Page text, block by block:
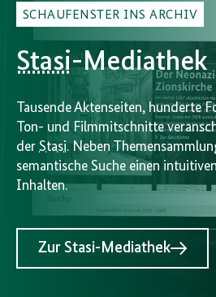
SCHAUFENSTER INS ARCHIV
Stasi-Mediathek
Tausende Aktenseiten, hunderte
Ton- und Filmmitschnitte
der Stasi. Neben
semantische Suche einen
Inhalten.
Zur Stasi-Mediathek